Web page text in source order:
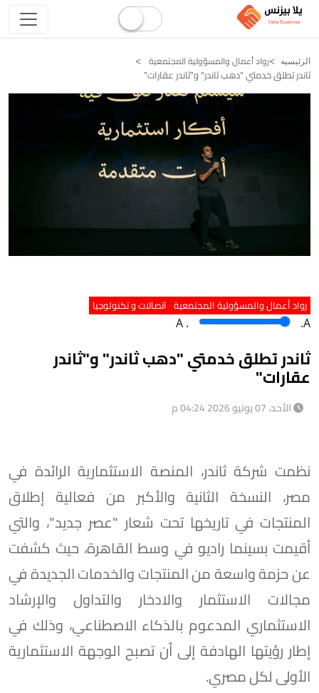
الرئيسيه رواد أعمال والمسؤولية المجتمعية
ثاندر تطلق خدمتي "دهب ثاندر" و"ثاندر عقارات"
رواد أعمال والمسؤولية المجتمعية اتصالات و تكنولوجيا
A . .A
ثاندر تطلق خدمتي "دهب ثاندر" و"ثاندر
عقارات"
الأحد، 07 يونيو 2026 04:24 م
نظمت شركة ثاندر، المنصة الاستثمارية الرائدة في
مصر، النسخة الثانية والأكبر من فعالية إطلاق
المنتجات في تاريخها تحت شعار "عصر جديد"، والتي
أقيمت بسينما راديو في وسط القاهرة، حيث كشفت
عن حزمة واسعة من المنتجات والخدمات الجديدة في
مجالات الاستثمار والادخار والتداول والإرشاد
الاستثماري المدعوم بالذكاء الاصطناعي، وذلك في
إطار رؤيتها الهادفة إلى أن تصبح الوجهة الاستثمارية
الأولى لكل مصري.